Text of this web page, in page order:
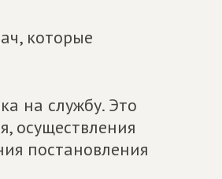
которые
на службу. Это
осуществления
постановления